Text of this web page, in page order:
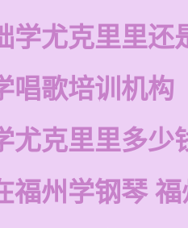
学尤克里里还
唱歌培训机构
尤克里里多少
福州学钢琴